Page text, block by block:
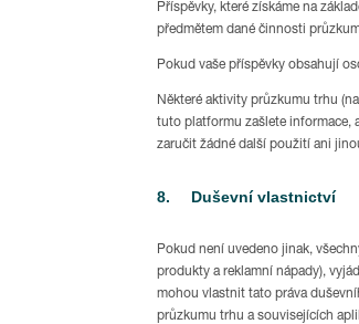
Příspěvky, které získáme na
předmětem dané činnosti
Pokud vaše příspěvky obsahují
Některé aktivity průzkumu trhu
tuto platformu zašlete informace,
zaručit žádné další použití ani
8. Duševní vlastnictví
Pokud není uvedeno jinak,
produkty a reklamní nápady),
mohou vlastnit tato práva
průzkumu trhu a souvisejících